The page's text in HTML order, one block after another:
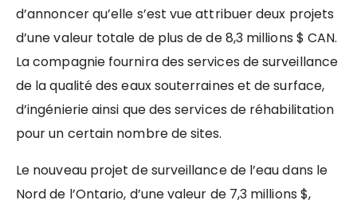
d’annoncer qu’elle s’est vue attribuer deux projets
d’une valeur totale de plus de de 8,3 millions $ CAN.
La compagnie fournira des services de surveillance
de la qualité des eaux souterraines et de surface,
d’ingénierie ainsi que des services de réhabilitation
pour un certain nombre de sites.
Le nouveau projet de surveillance de l’eau dans le
Nord de l’Ontario, d’une valeur de 7,3 millions $,